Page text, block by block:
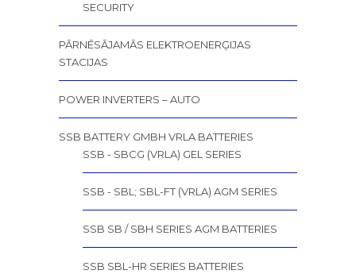
SECURITY
PĀRNĒSĀJAMĀS ELEKTROENERĢIJAS
STACIJAS
POWER INVERTERS – AUTO
SSB BATTERY GMBH VRLA BATTERIES
SSB - SBCG (VRLA) GEL SERIES
SSB - SBL; SBL-FT (VRLA) AGM SERIES
SSB SB / SBH SERIES AGM BATTERIES
SSB SBL-HR SERIES BATTERIES